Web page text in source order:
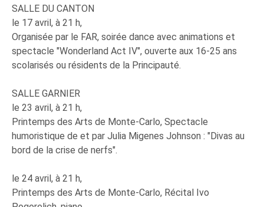
SALLE DU CANTON
le 17 avril, à 21 h,
Organisée par le FAR, soirée dance avec animations et
spectacle "Wonderland Act IV", ouverte aux 16-25 ans
scolarisés ou résidents de la Principauté.
SALLE GARNIER
le 23 avril, à 21 h,
Printemps des Arts de Monte-Carlo, Spectacle
humoristique de et par Julia Migenes Johnson : "Divas au
bord de la crise de nerfs".
le 24 avril, à 21 h,
Printemps des Arts de Monte-Carlo, Récital Ivo